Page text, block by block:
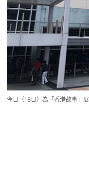
今日（18日）為「香港故事」